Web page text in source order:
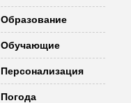
Образование
Обучающие
Персонализация
Погода